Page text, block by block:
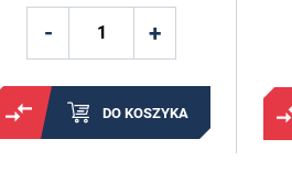
DO KOSZYKA